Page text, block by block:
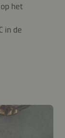
het
in de